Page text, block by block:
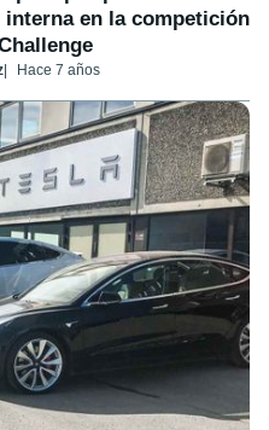
en la competición
Hace 7 años